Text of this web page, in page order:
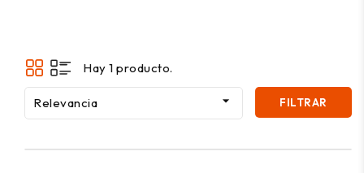
Hay 1 producto.
Relevancia  FILTRAR